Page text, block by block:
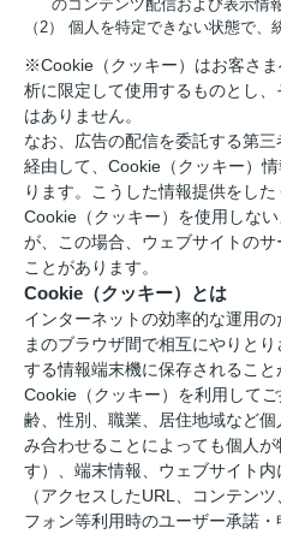
のコンテンツ配信および表示情
（2） 個人を特定できない状態で、
※Cookie（クッキー）はお客さ
析に限定して使用するものとし
はありません。
なお、広告の配信を委託する第
経由して、Cookie（クッキー）
ります。こうした情報提供をし
Cookie（クッキー）を使用しな
が、この場合、ウェブサイトの
ことがあります。
Cookie（クッキー）とは
インターネットの効率的な運用
まのブラウザ間で相互にやりと
する情報端末機に保存されること
Cookie（クッキー）を利用して
齢、性別、職業、居住地域など
み合わせることによっても個人
す）、端末情報、ウェブサイト
（アクセスしたURL、コンテン
フォン等利用時のユーザー承諾